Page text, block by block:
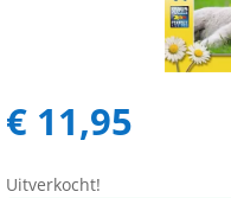
€ 11,95
Uitverkocht!